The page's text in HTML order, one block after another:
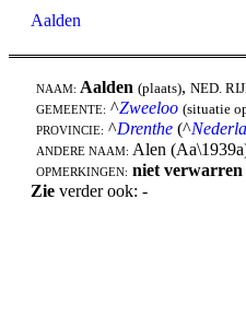
Aalden
NAAM: Aalden (plaats), NED.
GEMEENTE: ^Zweeloo (situatie
PROVINCIE: ^Drenthe (^
ANDERE NAAM: Alen
OPMERKINGEN: niet verwarren
Zie verder ook: -